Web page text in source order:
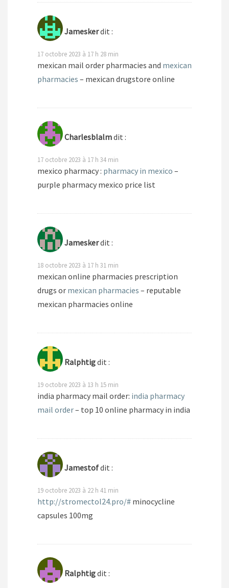
Jameskerdit :
17 octobre 2023 à 17 h 28 min
mexican mail order pharmacies and mexican
pharmacies – mexican drugstore online
Charlesblalmdit :
17 octobre 2023 à 17 h 34 min
mexico pharmacy : pharmacy in mexico –
purple pharmacy mexico price list
Jameskerdit :
18 octobre 2023 à 17 h 31 min
mexican online pharmacies prescription
drugs or mexican pharmacies – reputable
mexican pharmacies online
Ralphtigdit :
19 octobre 2023 à 13 h 15 min
india pharmacy mail order: india pharmacy
mail order– top 10 online pharmacy in india
Jamestofdit :
19 octobre 2023 à 22 h 41 min
http://stromectol24.pro/# minocycline
capsules 100mg
Ralphtigdit :